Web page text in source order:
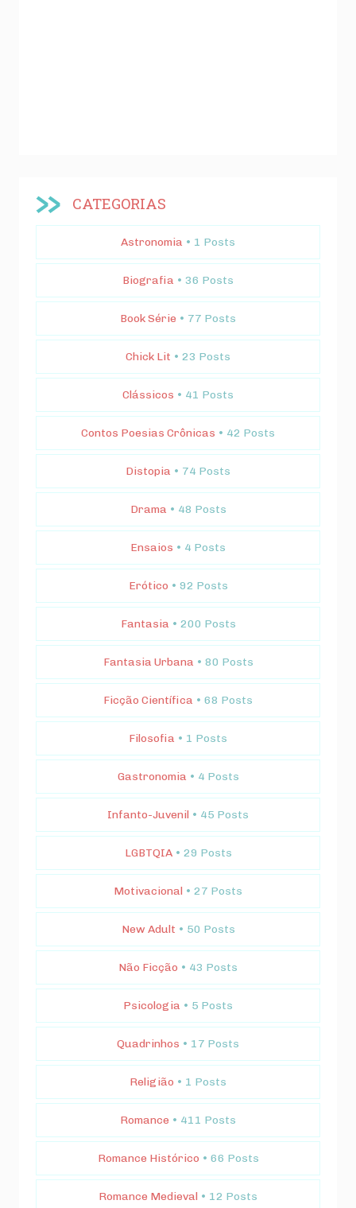
CATEGORIAS
Astronomia • 1 Posts
Biografia • 36 Posts
Book Série • 77 Posts
Chick Lit • 23 Posts
Clássicos • 41 Posts
Contos Poesias Crônicas • 42 Posts
Distopia • 74 Posts
Drama • 48 Posts
Ensaios • 4 Posts
Erótico • 92 Posts
Fantasia • 200 Posts
Fantasia Urbana • 80 Posts
Ficção Científica • 68 Posts
Filosofia • 1 Posts
Gastronomia • 4 Posts
Infanto-Juvenil • 45 Posts
LGBTQIA • 29 Posts
Motivacional • 27 Posts
New Adult • 50 Posts
Não Ficção • 43 Posts
Psicologia • 5 Posts
Quadrinhos • 17 Posts
Religião • 1 Posts
Romance • 411 Posts
Romance Histórico • 66 Posts
Romance Medieval • 12 Posts